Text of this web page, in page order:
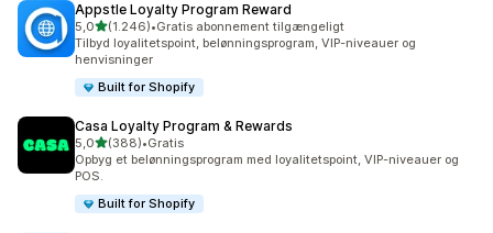
Appstle Loyalty Program Reward
5,0ud af 5 stjerner
(1.246)
1246 anmeldelser i alt
•Gratis abonnement tilgængeligt
Tilbyd loyalitetspoint, belønningsprogram, VIP-niveauer og
henvisninger
Built for Shopify
Casa Loyalty Program & Rewards
5,0ud af 5 stjerner
(388)
388 anmeldelser i alt
•Gratis
Opbyg et belønningsprogram med loyalitetspoint, VIP-niveauer og
POS.
Built for Shopify